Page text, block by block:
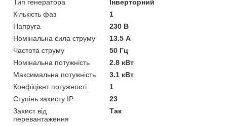
Тип генератора
Інверторний
Кількість фаз
1
Напруга
230 В
Номінальна сила струму
13.5 А
Частота струму
50 Гц
Номінальна потужність
2.8 кВт
Максимальна потужність
3.1 кВт
Коефіцієнт потужності
1
Ступінь захисту IP
23
Захист від
перевантаження
Так